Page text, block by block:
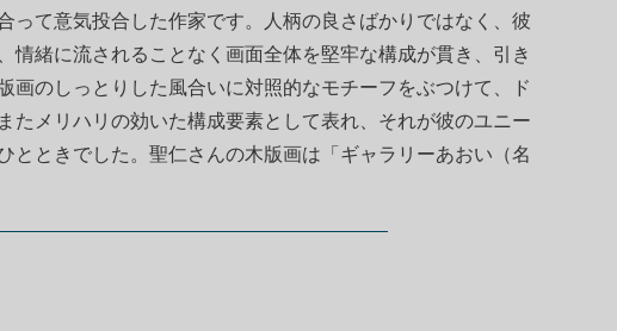
て意気投合した作家です。人柄の良さばかりではなく、彼
緒に流されることなく画面全体を堅牢な構成が貫き、引き
のしっとりした風合いに対照的なモチーフをぶつけて、ド
メリハリの効いた構成要素として表れ、それが彼のユニー
ときでした。聖仁さんの木版画は「ギャラリーあおい（名